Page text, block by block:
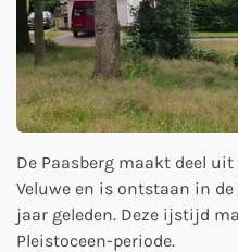
De Paasberg maakt deel
Veluwe en is ontstaan in
jaar geleden. Deze ijstijd
Pleistoceen-periode.